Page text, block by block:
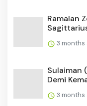
Ramalan
3 months
Sulaiman
Demi
3 months